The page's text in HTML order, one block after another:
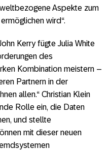
Aspekte zum
wird“.
Kerry fügte Julia White
des
Kombination meistern –
Partnern in der
allen.“ Christian Klein
Rolle ein, die Daten
und stellte
mit dieser neuen